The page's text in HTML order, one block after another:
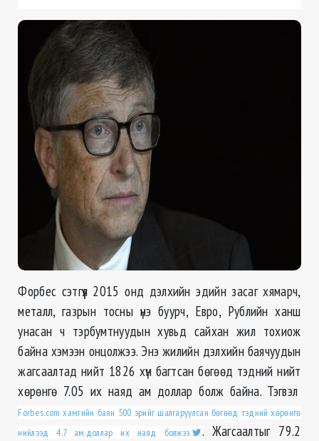
Форбес сэтгүүл 2015 онд дэлхийн эдийн засаг хямарч,
металл, газрын тосны үнэ буурч, Евро, Рублийн ханш
унасан ч тэрбумтнуудын хувьд сайхан жил тохиож
байна хэмээн онцолжээ. Энэ жилийн дэлхийн баячуудын
жагсаалтад нийт 1826 хүн багтсан бөгөөд тэдний нийт
хөрөнгө 7.05 их наяд ам доллар болж байна. Тэгвэл
Forbes.com хамгийн баян 500 эрийг шалгаруулсан бөгөөд тэдний хөрөнгө
нийлээд 4.7 ам.доллар их наяд болжээ
. Жагсаалтыг 79.2